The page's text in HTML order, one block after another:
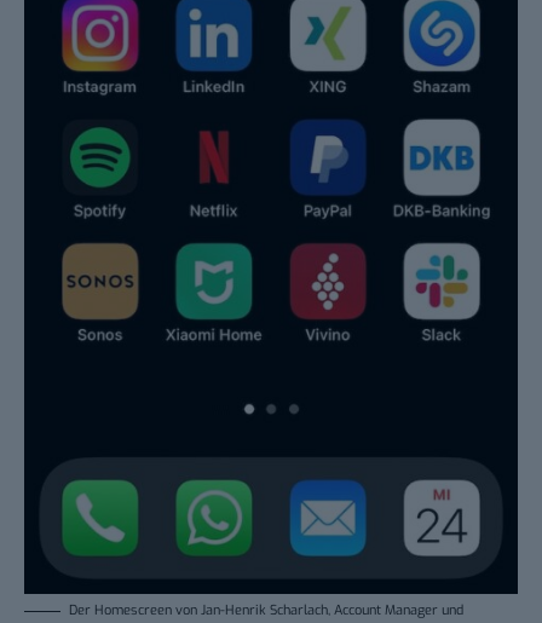
Der Homescreen von Jan-Henrik Scharlach, Account Manager und